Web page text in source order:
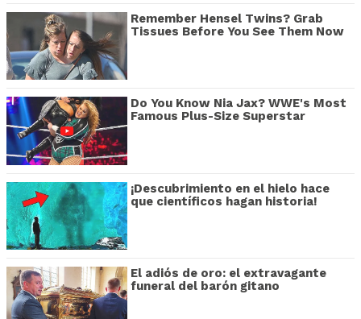
Remember Hensel Twins? Grab
Tissues Before You See Them Now
Do You Know Nia Jax? WWE's Most
Famous Plus-Size Superstar
¡Descubrimiento en el hielo hace
que científicos hagan historia!
El adiós de oro: el extravagante
funeral del barón gitano